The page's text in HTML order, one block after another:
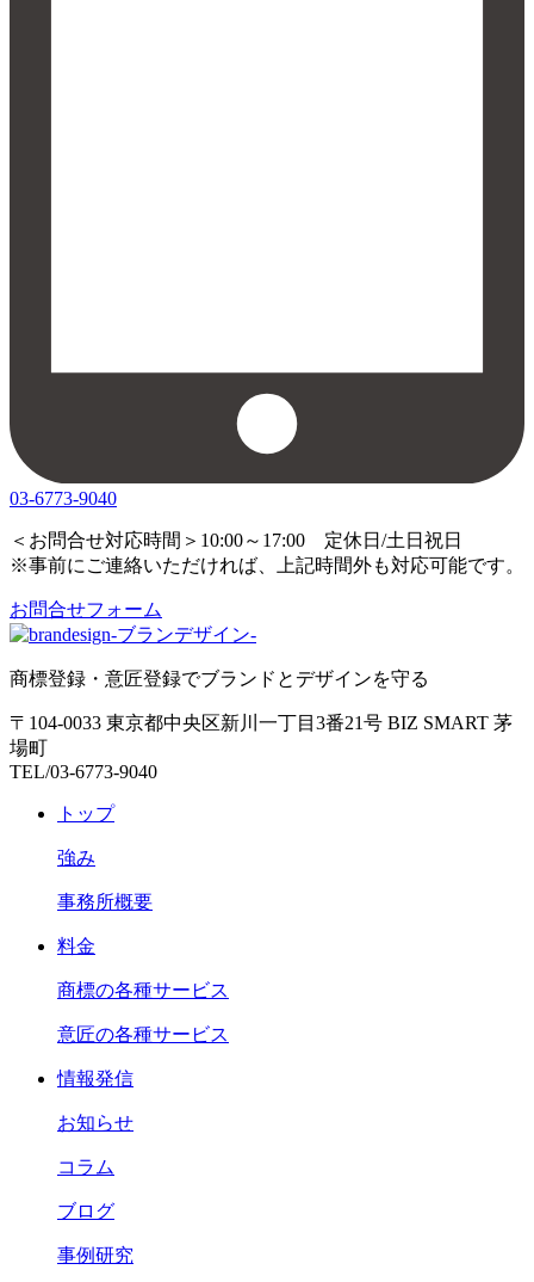
03-6773-9040
＜お問合せ対応時間＞10:00～17:00 定休日/土日祝日
※事前にご連絡いただければ、上記時間外も対応可能です。
お問合せフォーム
商標登録・意匠登録でブランドとデザインを守る
〒104-0033 東京都中央区新川一丁目3番21号 BIZ SMART 茅
場町
TEL/03-6773-9040
トップ
強み
事務所概要
料金
商標の各種サービス
意匠の各種サービス
情報発信
お知らせ
コラム
ブログ
事例研究